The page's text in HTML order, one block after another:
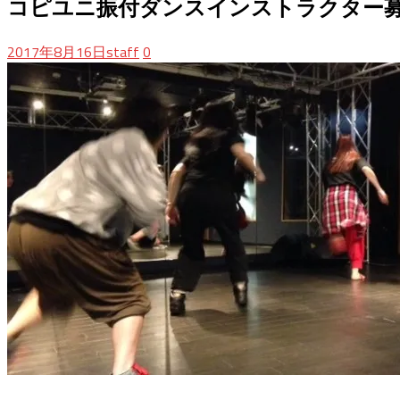
コピユニ振付ダンスインストラクター
2017年8月16日staff 0